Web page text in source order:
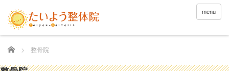
menu
Home 整骨院